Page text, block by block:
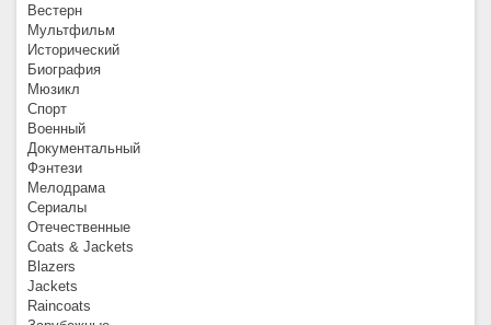
Вестерн
Мультфильм
Исторический
Биография
Мюзикл
Спорт
Военный
Документальный
Фэнтези
Мелодрама
Сериалы
Отечественные
Coats & Jackets
Blazers
Jackets
Raincoats